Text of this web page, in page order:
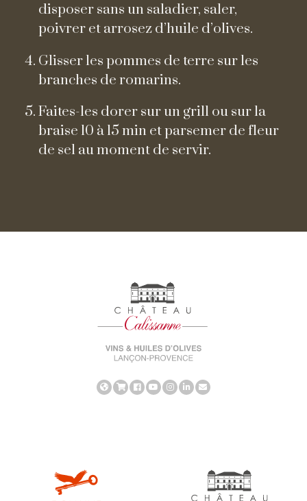
disposer sans un saladier, saler,
poivrer et arrosez d’huile d’olives.
Glisser les pommes de terre sur les
branches de romarins.
Faites-les dorer sur un grill ou sur la
braise 10 à 15 min et parsemer de fleur
de sel au moment de servir.